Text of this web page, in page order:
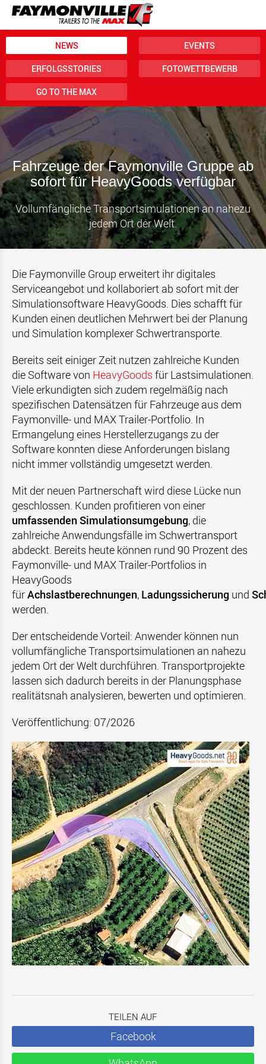
NEWS EVENTS
ERFOLGSSTORIES FOTOWETTBEWERB
GO TO THE MAX
Fahrzeuge der Faymonville Gruppe ab
sofort für HeavyGoods verfügbar
Vollumfängliche Transportsimulationen an nahezu
jedem Ort der Welt.
Die Faymonville Group erweitert ihr digitales
Serviceangebot und kollaboriert ab sofort mit der
Simulationsoftware HeavyGoods. Dies schafft für
Kunden einen deutlichen Mehrwert bei der Planung
und Simulation komplexer Schwertransporte.
Bereits seit einiger Zeit nutzen zahlreiche Kunden
die Software von HeavyGoods für Lastsimulationen.
Viele erkundigten sich zudem regelmäßig nach
spezifischen Datensätzen für Fahrzeuge aus dem
Faymonville- und MAX Trailer-Portfolio. In
Ermangelung eines Herstellerzugangs zu der
Software konnten diese Anforderungen bislang
nicht immer vollständig umgesetzt werden.
Mit der neuen Partnerschaft wird diese Lücke nun
geschlossen. Kunden profitieren von einer
umfassenden Simulationsumgebung, die
zahlreiche Anwendungsfälle im Schwertransport
abdeckt. Bereits heute können rund 90 Prozent des
Faymonville- und MAX Trailer-Portfolios in
HeavyGoods
fürAchslastberechnungen, Ladungssicherung und
werden.
Der entscheidende Vorteil: Anwender können nun
vollumfängliche Transportsimulationen an nahezu
jedem Ort der Welt durchführen. Transportprojekte
lassen sich dadurch bereits in der Planungsphase
realitätsnah analysieren, bewerten und optimieren.
Veröffentlichung: 07/2026
TEILEN AUF
Facebook